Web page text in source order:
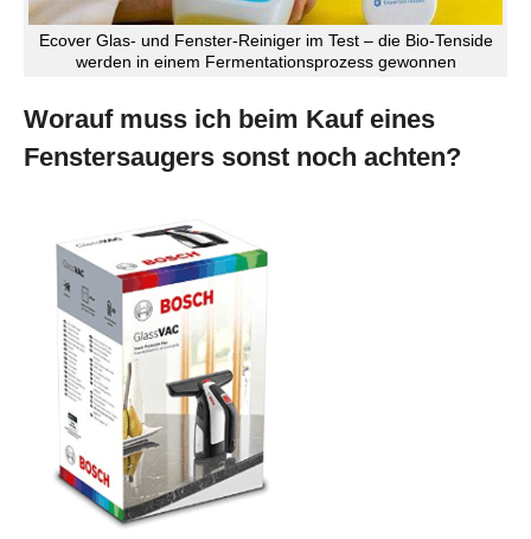
Ecover Glas- und Fenster-Reiniger im Test – die Bio-Tenside
werden in einem Fermentationsprozess gewonnen
Worauf muss ich beim Kauf eines
Fenstersaugers sonst noch achten?